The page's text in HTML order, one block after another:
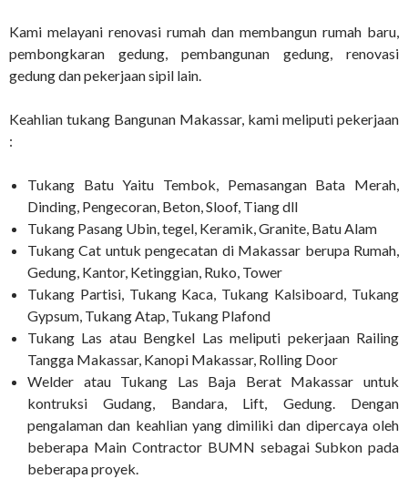
Kami melayani renovasi rumah dan membangun rumah baru,
pembongkaran gedung, pembangunan gedung, renovasi
gedung dan pekerjaan sipil lain.
Keahlian tukang Bangunan Makassar, kami meliputi pekerjaan
:
Tukang Batu Yaitu Tembok, Pemasangan Bata Merah,
Dinding, Pengecoran, Beton, Sloof, Tiang dll
Tukang Pasang Ubin, tegel, Keramik, Granite, Batu Alam
Tukang Cat untuk pengecatan di Makassar berupa Rumah,
Gedung, Kantor, Ketinggian, Ruko, Tower
Tukang Partisi, Tukang Kaca, Tukang Kalsiboard, Tukang
Gypsum, Tukang Atap, Tukang Plafond
Tukang Las atau Bengkel Las meliputi pekerjaan Railing
Tangga Makassar, Kanopi Makassar, Rolling Door
Welder atau Tukang Las Baja Berat Makassar untuk
kontruksi Gudang, Bandara, Lift, Gedung. Dengan
pengalaman dan keahlian yang dimiliki dan dipercaya oleh
beberapa Main Contractor BUMN sebagai Subkon pada
beberapa proyek.